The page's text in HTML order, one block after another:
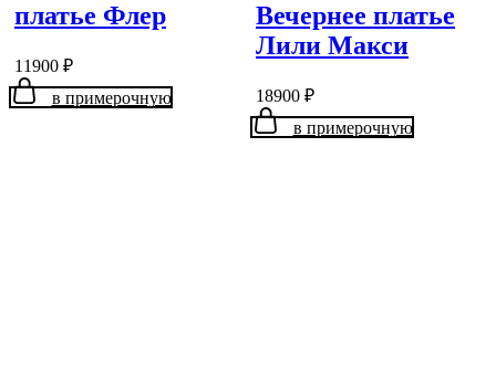
платье Флер
11900 ₽
в примерочную
Вечернее платье
Лили Макси
18900 ₽
в примерочную